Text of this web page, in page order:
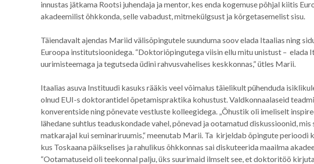
innustas jätkama Rootsi juhendaja ja mentor, kes enda kogemuse põhjal kiitis
akadeemilist õhkkonda, selle vabadust, mitmekülgsust ja kõrgetasemelist sisu.
Täiendavalt ajendas Mariid välisõpingutele suunduma soov elada Itaalias ning
Euroopa institutsioonidega. “Doktoriõpingutega viisin ellu mitu unistust – elada
uurimisteemaga ja tegutseda üdini rahvusvahelises keskkonnas,” ütles Marii.
Itaalias asuva Instituudi kasuks rääkis veel võimalus täielikult pühenduda
olnud EUI-s doktorantidel õpetamispraktika kohustust. Valdkonnaalaseid
konverentside ning põnevate vestluste kolleegidega. „Õhustik oli imeliselt
lähedane suhtlus teaduskondade vahel, põnevad ja ootamatud diskussioonid, mis
matkarajal kui seminariruumis,“ meenutab Marii. Ta kirjeldab õpingute perioodi
kus Toskaana päikselises ja rahulikus õhkkonnas sai diskuteerida maailma
“Ootamatuseid oli teekonnal palju, üks suurimaid ilmselt see, et doktoritöö